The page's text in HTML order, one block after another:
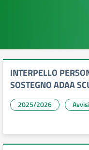
INTERPELLO
SOSTEGNO ADAA
2025/2026 Avvisi